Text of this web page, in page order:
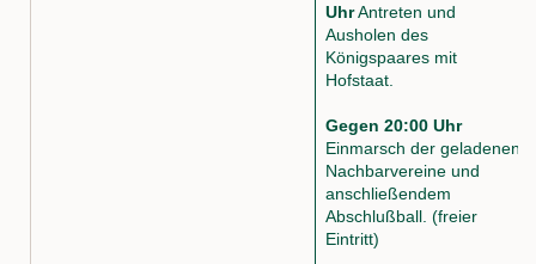
UhrAntreten und
Ausholen des
Königspaares mit
Hofstaat.
Gegen 20:00 Uhr
Einmarsch der geladenen
Nachbarvereine und
anschließendem
Abschlußball. (freier
Eintritt)